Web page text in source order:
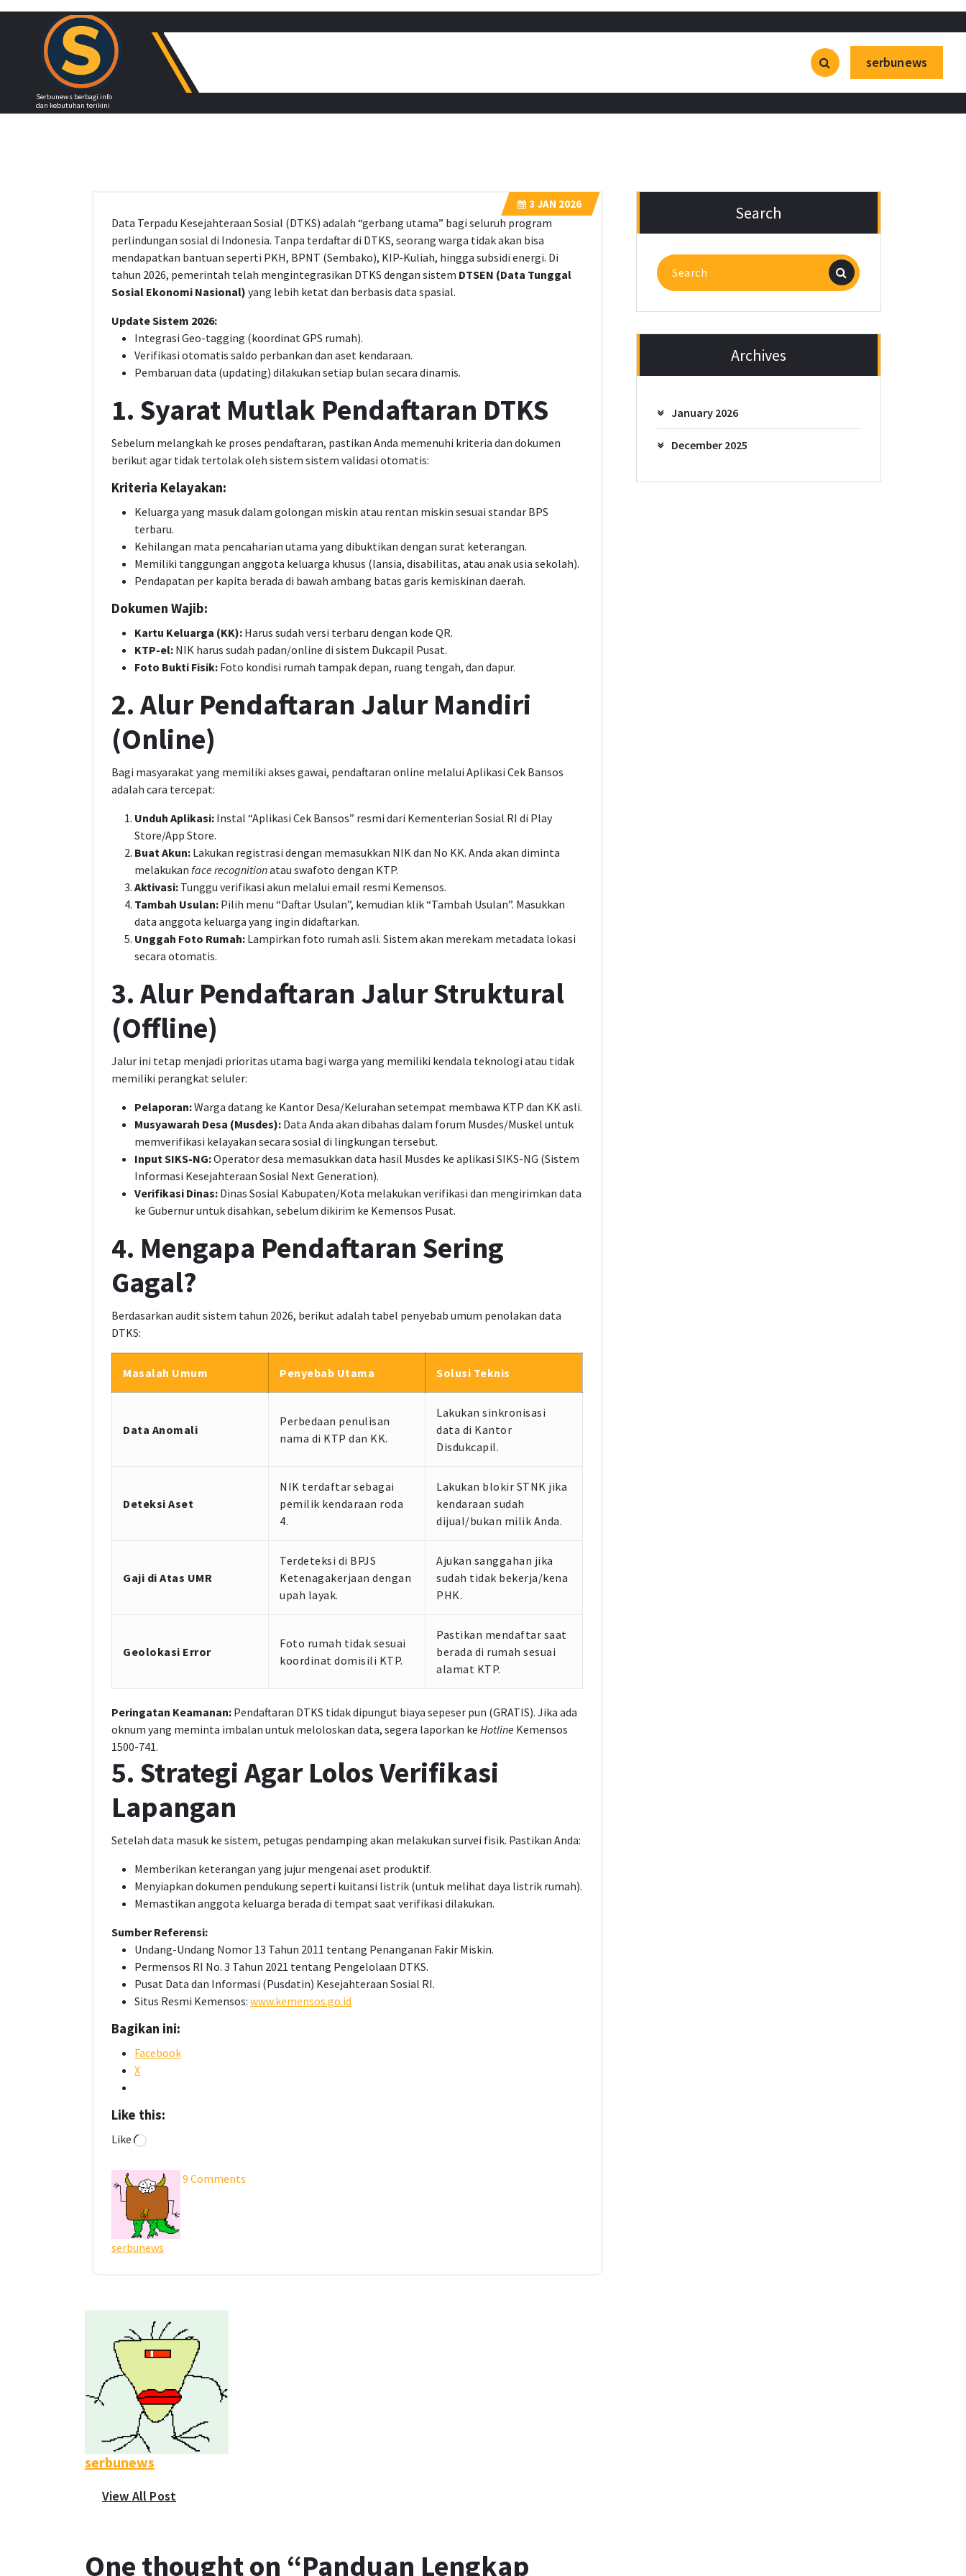
Serbunews berbagi info
dan kebutuhan terikini
serbunews
Data Terpadu Kesejahteraan Sosial (DTKS) adalah “gerbang utama” bagi seluruh program
perlindungan sosial di Indonesia. Tanpa terdaftar di DTKS, seorang warga tidak akan bisa
mendapatkan bantuan seperti PKH, BPNT (Sembako), KIP-Kuliah, hingga subsidi energi. Di
tahun 2026, pemerintah telah mengintegrasikan DTKS dengan sistem DTSEN (Data Tunggal
Sosial Ekonomi Nasional) yang lebih ketat dan berbasis data spasial.
Update Sistem 2026:
Integrasi Geo-tagging (koordinat GPS rumah).
Verifikasi otomatis saldo perbankan dan aset kendaraan.
Pembaruan data (updating) dilakukan setiap bulan secara dinamis.
1. Syarat Mutlak Pendaftaran DTKS
Sebelum melangkah ke proses pendaftaran, pastikan Anda memenuhi kriteria dan dokumen
berikut agar tidak tertolak oleh sistem sistem validasi otomatis:
Kriteria Kelayakan:
Keluarga yang masuk dalam golongan miskin atau rentan miskin sesuai standar BPS
terbaru.
Kehilangan mata pencaharian utama yang dibuktikan dengan surat keterangan.
Memiliki tanggungan anggota keluarga khusus (lansia, disabilitas, atau anak usia sekolah).
Pendapatan per kapita berada di bawah ambang batas garis kemiskinan daerah.
Dokumen Wajib:
Kartu Keluarga (KK): Harus sudah versi terbaru dengan kode QR.
KTP-el: NIK harus sudah padan/online di sistem Dukcapil Pusat.
Foto Bukti Fisik: Foto kondisi rumah tampak depan, ruang tengah, dan dapur.
2. Alur Pendaftaran Jalur Mandiri
(Online)
Bagi masyarakat yang memiliki akses gawai, pendaftaran online melalui Aplikasi Cek Bansos
adalah cara tercepat:
Unduh Aplikasi: Instal “Aplikasi Cek Bansos” resmi dari Kementerian Sosial RI di Play
Store/App Store.
Buat Akun: Lakukan registrasi dengan memasukkan NIK dan No KK. Anda akan diminta
melakukan face recognitionatau swafoto dengan KTP.
Aktivasi: Tunggu verifikasi akun melalui email resmi Kemensos.
Tambah Usulan: Pilih menu “Daftar Usulan”, kemudian klik “Tambah Usulan”. Masukkan
data anggota keluarga yang ingin didaftarkan.
Unggah Foto Rumah: Lampirkan foto rumah asli. Sistem akan merekam metadata lokasi
secara otomatis.
3. Alur Pendaftaran Jalur Struktural
(Offline)
Jalur ini tetap menjadi prioritas utama bagi warga yang memiliki kendala teknologi atau tidak
memiliki perangkat seluler:
Pelaporan:Warga datang ke Kantor Desa/Kelurahan setempat membawa KTP dan KK asli.
Musyawarah Desa (Musdes): Data Anda akan dibahas dalam forum Musdes/Muskel untuk
memverifikasi kelayakan secara sosial di lingkungan tersebut.
Input SIKS-NG:Operator desa memasukkan data hasil Musdes ke aplikasi SIKS-NG (Sistem
Informasi Kesejahteraan Sosial Next Generation).
Verifikasi Dinas: Dinas Sosial Kabupaten/Kota melakukan verifikasi dan mengirimkan data
ke Gubernur untuk disahkan, sebelum dikirim ke Kemensos Pusat.
4. Mengapa Pendaftaran Sering
Gagal?
Berdasarkan audit sistem tahun 2026, berikut adalah tabel penyebab umum penolakan data
DTKS:
Masalah Umum Penyebab Utama Solusi Teknis
Data Anomali
Perbedaan penulisan
nama di KTP dan KK.
Lakukan sinkronisasi
data di Kantor
Disdukcapil.
Deteksi Aset
NIK terdaftar sebagai
pemilik kendaraan roda
4.
Lakukan blokir STNK jika
kendaraan sudah
dijual/bukan milik Anda.
Gaji di Atas UMR
Terdeteksi di BPJS
Ketenagakerjaan dengan
upah layak.
Ajukan sanggahan jika
sudah tidak bekerja/kena
PHK.
Geolokasi Error
Foto rumah tidak sesuai
koordinat domisili KTP.
Pastikan mendaftar saat
berada di rumah sesuai
alamat KTP.
Peringatan Keamanan: Pendaftaran DTKS tidak dipungut biaya sepeser pun (GRATIS). Jika ada
oknum yang meminta imbalan untuk meloloskan data, segera laporkan ke Hotline Kemensos
1500-741.
5. Strategi Agar Lolos Verifikasi
Lapangan
Setelah data masuk ke sistem, petugas pendamping akan melakukan survei fisik. Pastikan Anda:
Memberikan keterangan yang jujur mengenai aset produktif.
Menyiapkan dokumen pendukung seperti kuitansi listrik (untuk melihat daya listrik rumah).
Memastikan anggota keluarga berada di tempat saat verifikasi dilakukan.
Sumber Referensi:
Undang-Undang Nomor 13 Tahun 2011 tentang Penanganan Fakir Miskin.
Permensos RI No. 3 Tahun 2021 tentang Pengelolaan DTKS.
Pusat Data dan Informasi (Pusdatin) Kesejahteraan Sosial RI.
Situs Resmi Kemensos: www.kemensos.go.id
Bagikan ini:
Facebook
X
Like this:
Like Loading…
3 JAN 2026
serbunews
9 Comments
serbunews
View All Post
One thought on “Panduan Lengkap
Search
Search
for:
Archives
January 2026
December 2025